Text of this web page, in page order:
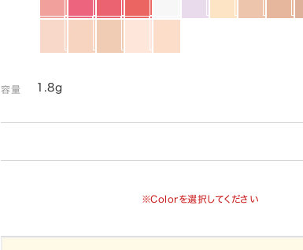
容量 1.8g
※Colorを選択してください